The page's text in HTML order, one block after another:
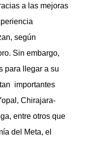
a las mejoras
según
Sin embargo,
para llegar a su
importantes
Chirajara-
entre otros que
del Meta, el